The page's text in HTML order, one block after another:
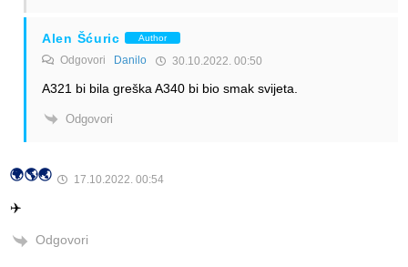
Alen Šćuric Author
Odgovori Danilo 30.10.2022. 00:50
A321 bi bila greška A340 bi bio smak svijeta.
Odgovori
🌍🌎🌏 17.10.2022. 00:54
✈️
Odgovori